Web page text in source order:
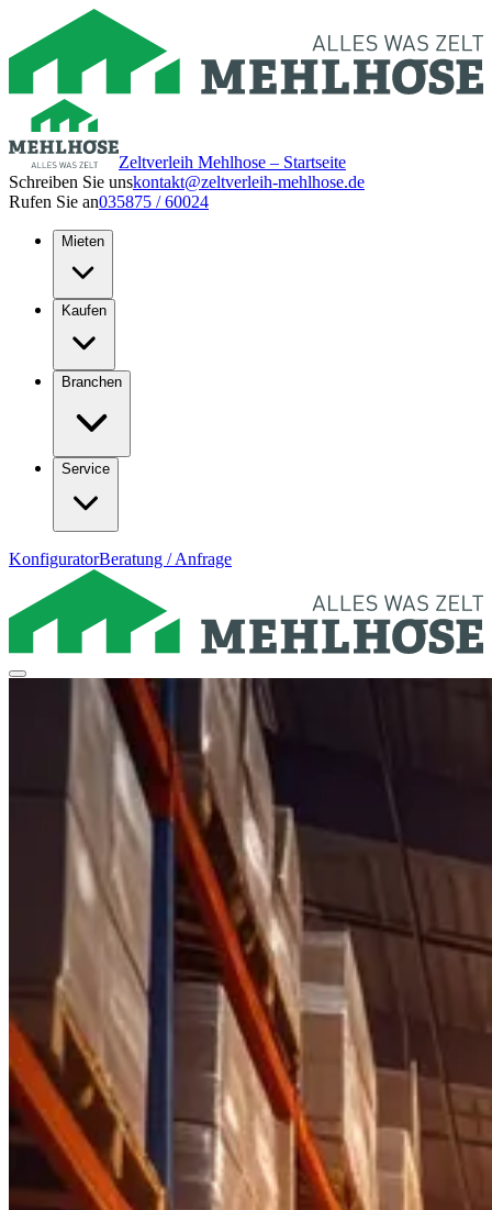
Zeltverleih Mehlhose – Startseite
Schreiben Sie unskontakt@zeltverleih-mehlhose.de
Rufen Sie an035875 / 60024
Mieten
Kaufen
Branchen
Service
KonfiguratorBeratung / Anfrage